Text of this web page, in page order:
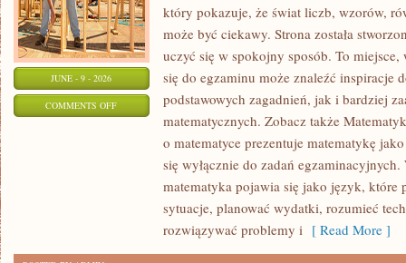
JUNE - 9 - 2026
COMMENTS OFFON
MATEMATYKA
który pokazuje, że świat liczb, wzorów,
może być ciekawy. Strona została
uczyć się w spokojny sposób. To
się do egzaminu może znaleźć inspiracje
podstawowych zagadnień, jak i bardziej
matematycznych. Zobacz także
o matematyce prezentuje matematykę
się wyłącznie do zadań
matematyka pojawia się jako język, które
sytuacje, planować wydatki, rozumieć
rozwiązywać problemy i [ Read More ]